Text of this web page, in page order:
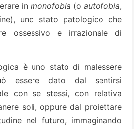
in monofobia (o autofobia,
uno stato patologico che
ossessivo e irrazionale di
è uno stato di malessere
essere dato dal sentirsi
con se stessi, con relativa
soli, oppure dal proiettare
nel futuro, immaginando